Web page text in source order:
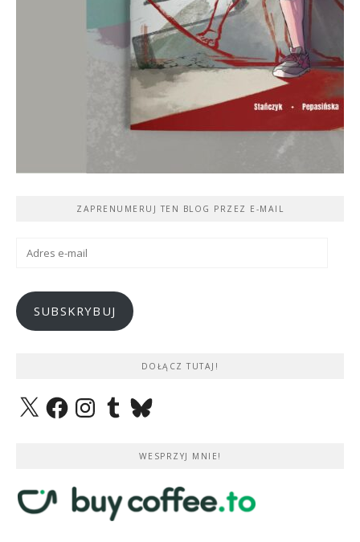
ZAPRENUMERUJ TEN BLOG PRZEZ E-MAIL
Adres
SUBSKRYBUJ
DOŁĄCZ TUTAJ!
X FacebookInstagramTumblrBluesky
WESPRZYJ MNIE!